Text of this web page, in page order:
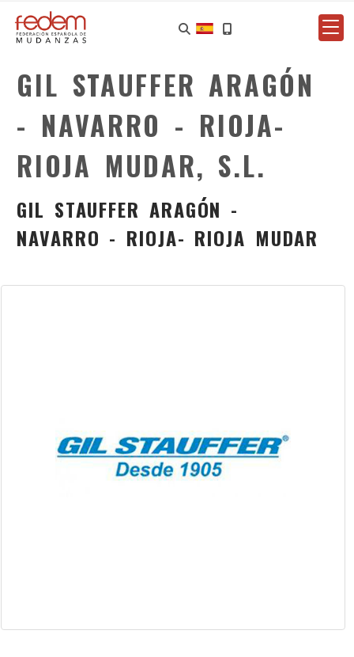
GIL STAUFFER ARAGÓN
- NAVARRO - RIOJA-
RIOJA MUDAR, S.L.
GIL STAUFFER ARAGÓN -
NAVARRO - RIOJA- RIOJA MUDAR